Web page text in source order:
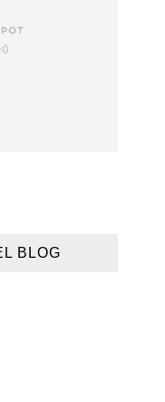
BLOG